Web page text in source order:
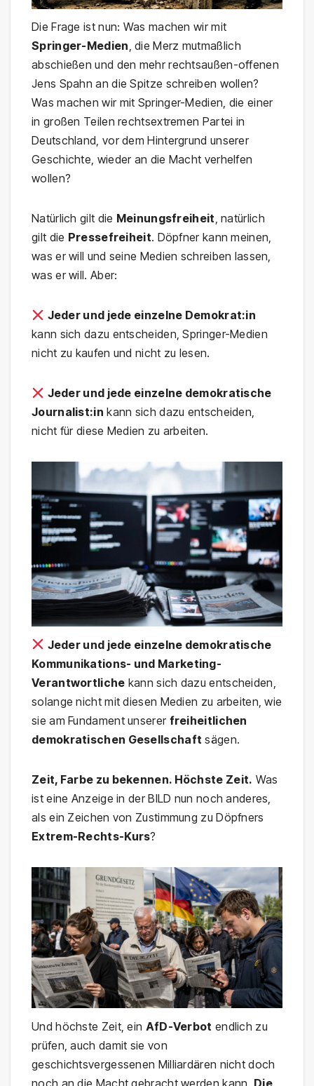
Die Frage ist nun: Was machen wir mit
Springer-Medien, die Merz mutmaßlich
abschießen und den mehr rechtsaußen-offenen
Jens Spahn an die Spitze schreiben wollen?
Was machen wir mit Springer-Medien, die einer
in großen Teilen rechtsextremen Partei in
Deutschland, vor dem Hintergrund unserer
Geschichte, wieder an die Macht verhelfen
wollen?
Natürlich gilt die Meinungsfreiheit, natürlich
gilt die Pressefreiheit. Döpfner kann meinen,
was er will und seine Medien schreiben lassen,
was er will. Aber:
Jeder und jede einzelne Demokrat:in
kann sich dazu entscheiden, Springer-Medien
nicht zu kaufen und nicht zu lesen.
Jeder und jede einzelne demokratische
Journalist:in kann sich dazu entscheiden,
nicht für diese Medien zu arbeiten.
Jeder und jede einzelne demokratische
Kommunikations- und Marketing-
Verantwortliche kann sich dazu entscheiden,
solange nicht mit diesen Medien zu arbeiten, wie
sie am Fundament unserer freiheitlichen
demokratischen Gesellschaft sägen.
Zeit, Farbe zu bekennen. Höchste Zeit. Was
ist eine Anzeige in der BILD nun noch anderes,
als ein Zeichen von Zustimmung zu Döpfners
Extrem-Rechts-Kurs?
Und höchste Zeit, ein AfD-Verbot endlich zu
prüfen, auch damit sie von
geschichtsvergessenen Milliardären nicht doch
noch an die Macht gebracht werden kann. Die